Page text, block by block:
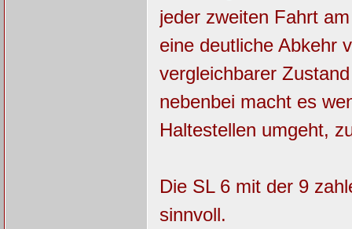
jeder zweiten Fahrt
eine deutliche Abkehr
vergleichbarer
nebenbei macht es
Haltestellen umgeht,
Die SL 6 mit der 9
sinnvoll.